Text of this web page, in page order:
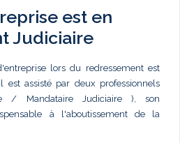
est en
Judiciaire
lors du redressement est
assisté par deux professionnels
/ Mandataire Judiciaire ), son
à l'aboutissement de la